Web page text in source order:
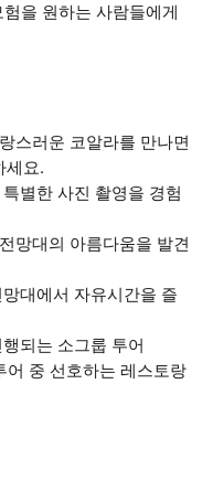
을 원하는 사람들에게
스러운 코알라를 만나면
세요.
별한 사진 촬영을 경험
망대의 아름다움을 발견
대에서 자유시간을 즐
되는 소그룹 투어
중 선호하는 레스토랑